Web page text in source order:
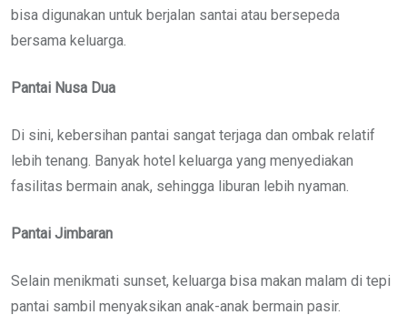
bisa digunakan untuk berjalan santai atau bersepeda
bersama keluarga.
Pantai Nusa Dua
Di sini, kebersihan pantai sangat terjaga dan ombak relatif
lebih tenang. Banyak hotel keluarga yang menyediakan
fasilitas bermain anak, sehingga liburan lebih nyaman.
Pantai Jimbaran
Selain menikmati sunset, keluarga bisa makan malam di tepi
pantai sambil menyaksikan anak-anak bermain pasir.